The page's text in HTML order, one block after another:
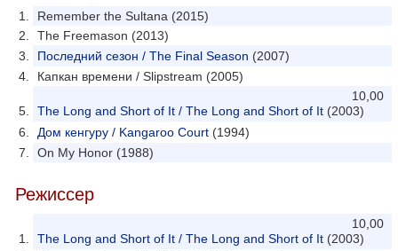
Remember the Sultana (2015)
The Freemason (2013)
Последний сезон / The Final Season (2007)
Капкан времени / Slipstream (2005)
10,00
The Long and Short of It / The Long and Short of It (2003)
Дом кенгуру / Kangaroo Court (1994)
On My Honor (1988)
Режиссер
10,00
The Long and Short of It / The Long and Short of It (2003)